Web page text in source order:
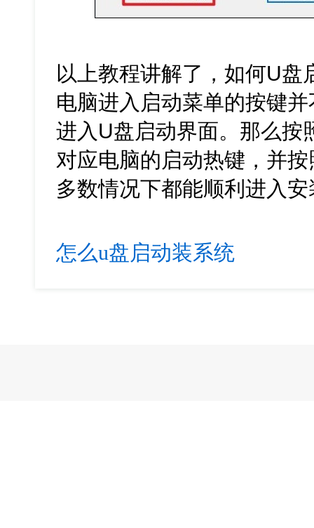
以上教程讲解了，如何U
电脑进入启动菜单的按键
进入U盘启动界面。那么按
对应电脑的启动热键，并
多数情况下都能顺利进入
怎么u盘启动装系统